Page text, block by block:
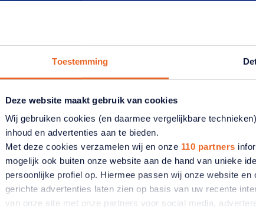
Toestemming
Deze website maakt gebruik van cookies
Wij gebruiken cookies (en daarmee vergelijkbare
inhoud en advertenties aan te bieden.
Met deze cookies verzamelen wij en onze 110 partners
mogelijk ook buiten onze website aan de hand van unieke
persoonlijke profiel op. Hiermee passen wij onze website
gerichte advertenties laten zien op basis van uw recente
van onze site met onze partners voor social media,
het laatste
in uw mailbox
aan voor onze maandelijkse nieuwsbrief.